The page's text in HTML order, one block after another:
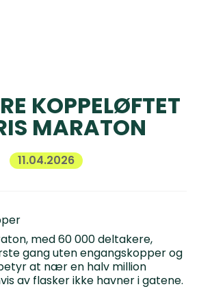
KOPPELØFTET
MARATON
11.04.2026
med 60 000 deltakere,
gang uten engangskopper og
at nær en halv million
av flasker ikke havner i gatene.